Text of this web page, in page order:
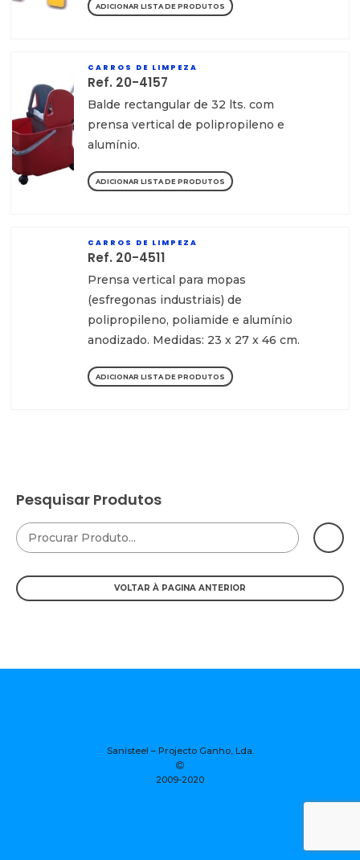
ADICIONAR LISTA DE PRODUTOS
CARROS DE LIMPEZA
Ref. 20-4157
Balde rectangular de 32 lts. com
prensa vertical de polipropileno e
alumínio.
ADICIONAR LISTA DE PRODUTOS
CARROS DE LIMPEZA
Ref. 20-4511
Prensa vertical para mopas
(esfregonas industriais) de
polipropileno, poliamide e alumínio
anodizado. Medidas: 23 x 27 x 46 cm.
ADICIONAR LISTA DE PRODUTOS
Pesquisar Produtos
Sanisteel – Projecto Ganho, Lda.
2009-2020